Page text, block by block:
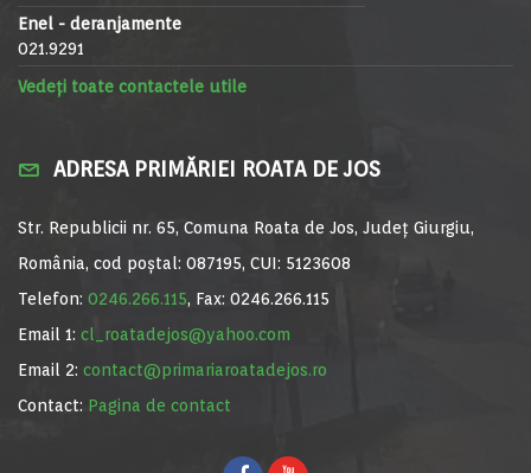
Enel - deranjamente
021.9291
Vedeți toate contactele utile
ADRESA PRIMĂRIEI ROATA DE JOS
Str. Republicii nr. 65, Comuna Roata de Jos, Județ Giurgiu,
România, cod poștal: 087195, CUI: 5123608
Telefon: 0246.266.115, Fax: 0246.266.115
Email 1: cl_roatadejos@yahoo.com
Email 2: contact@primariaroatadejos.ro
Contact: Pagina de contact